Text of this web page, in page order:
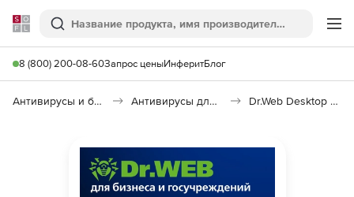
Softline
Поиск
8 (800) 200-08-60Запрос ценыИнферитБлог
Антивирусы и безопасность Антивирусы для организаций Dr.Web Desktop Security Suite